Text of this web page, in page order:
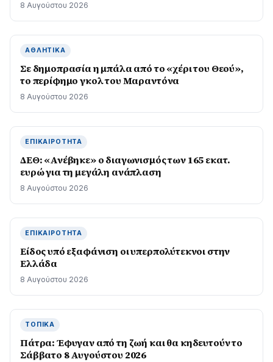
8 Αυγούστου 2026
ΑΘΛΗΤΙΚΆ
Σε δημοπρασία η μπάλα από το «χέρι του Θεού»,
το περίφημο γκολ του Μαραντόνα
8 Αυγούστου 2026
ΕΠΙΚΑΙΡΌΤΗΤΑ
ΔΕΘ: «Ανέβηκε» ο διαγωνισμός των 165 εκατ.
ευρώ για τη μεγάλη ανάπλαση
8 Αυγούστου 2026
ΕΠΙΚΑΙΡΌΤΗΤΑ
Είδος υπό εξαφάνιση οι υπερπολύτεκνοι στην
Ελλάδα
8 Αυγούστου 2026
ΤΟΠΙΚΆ
Πάτρα: Έφυγαν από τη ζωή και θα κηδευτούν το
Σάββατο 8 Αυγούστου 2026